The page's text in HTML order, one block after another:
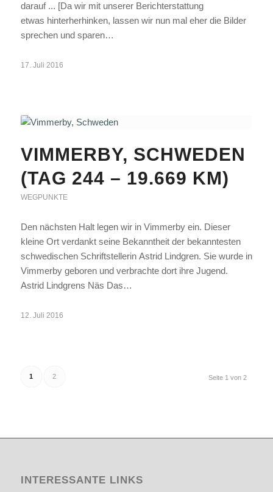
darauf ... [Da wir mit unserer Berichterstattung
etwas hinterherhinken, lassen wir nun mal eher die Bilder
sprechen und sparen…
17. Juli 2016
VIMMERBY, SCHWEDEN
(TAG 244 – 19.669 KM)
WEGPUNKTE
Den nächsten Halt legen wir in Vimmerby ein. Dieser
kleine Ort verdankt seine Bekanntheit der bekanntesten
schwedischen Schriftstellerin Astrid Lindgren. Sie wurde in
Vimmerby geboren und verbrachte dort ihre Jugend.
Astrid Lindgrens Näs Das…
12. Juli 2016
Seite 1 von 2
1 2
INTERESSANTE LINKS